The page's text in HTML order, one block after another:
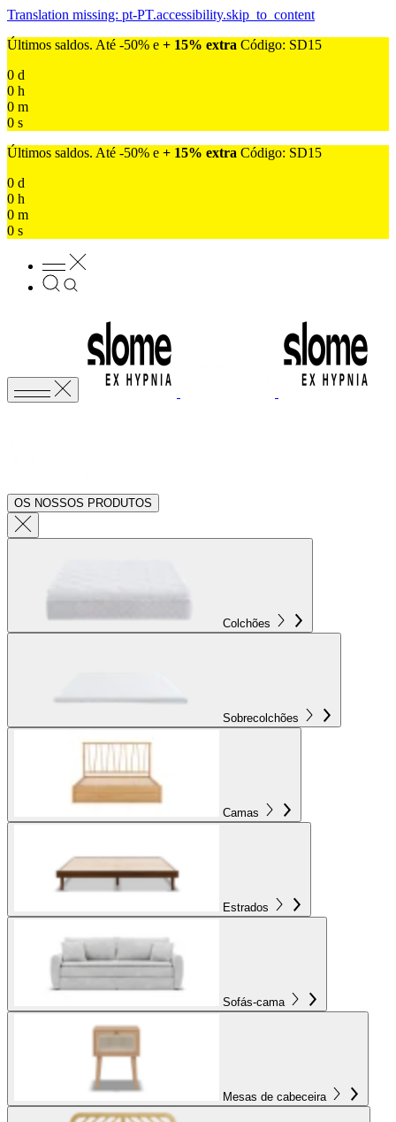
Translation missing: pt-PT.accessibility.skip_to_content
Últimos saldos. Até -50% e + 15% extra Código: SD15
0 d
0 h
0 m
0 s
Últimos saldos. Até -50% e + 15% extra Código: SD15
0 d
0 h
0 m
0 s
OS NOSSOS PRODUTOS
Colchões
Sobrecolchões
Camas
Estrados
Sofás-cama
Mesas de cabeceira